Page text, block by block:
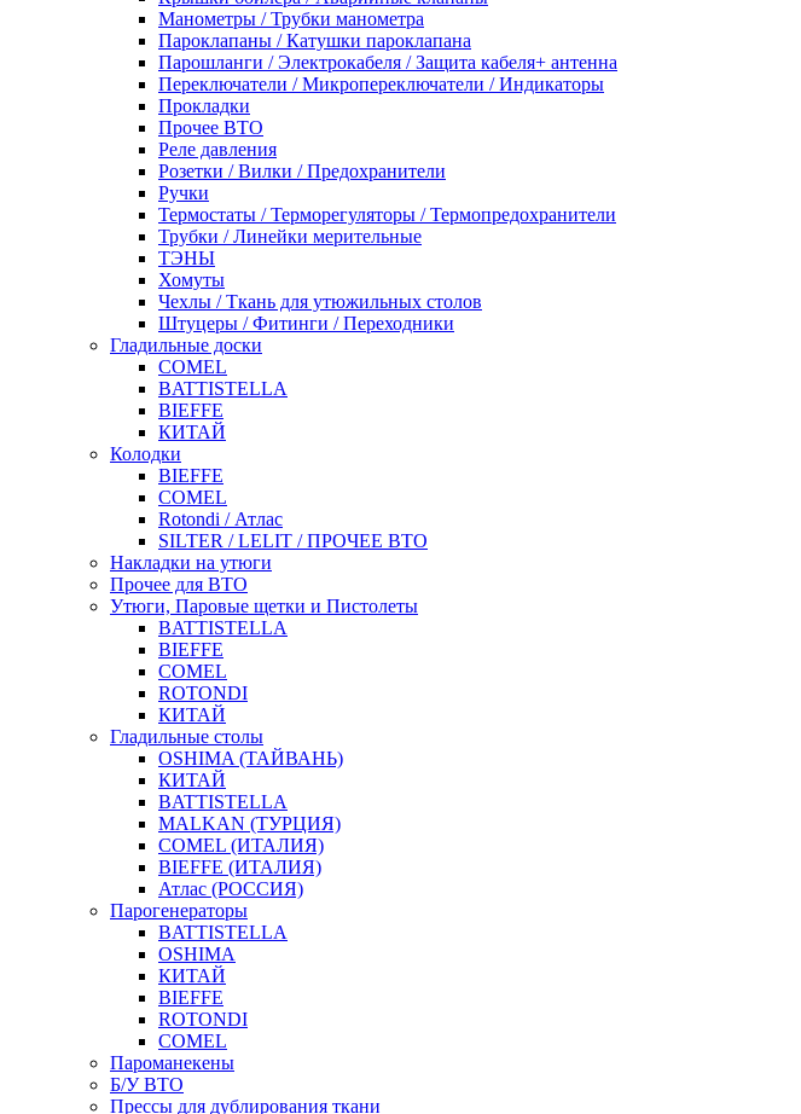
Манометры / Трубки манометра
Пароклапаны / Катушки пароклапана
Парошланги / Электрокабеля / Защита кабеля+ антенна
Переключатели / Микропереключатели / Индикаторы
Прокладки
Прочее ВТО
Реле давления
Розетки / Вилки / Предохранители
Ручки
Термостаты / Терморегуляторы / Термопредохранители
Трубки / Линейки мерительные
ТЭНЫ
Хомуты
Чехлы / Ткань для утюжильных столов
Штуцеры / Фитинги / Переходники
Гладильные доски
COMEL
BATTISTELLA
BIEFFE
КИТАЙ
Колодки
BIEFFE
COMEL
Rotondi / Атлас
SILTER / LELIT / ПРОЧЕЕ ВТО
Накладки на утюги
Прочее для ВТО
Утюги, Паровые щетки и Пистолеты
BATTISTELLA
BIEFFE
COMEL
ROTONDI
КИТАЙ
Гладильные столы
OSHIMA (ТАЙВАНЬ)
КИТАЙ
BATTISTELLA
MALKAN (ТУРЦИЯ)
COMEL (ИТАЛИЯ)
BIEFFE (ИТАЛИЯ)
Атлас (РОССИЯ)
Парогенераторы
BATTISTELLA
OSHIMA
КИТАЙ
BIEFFE
ROTONDI
COMEL
Пароманекены
Б/У ВТО
Прессы для дублирования ткани